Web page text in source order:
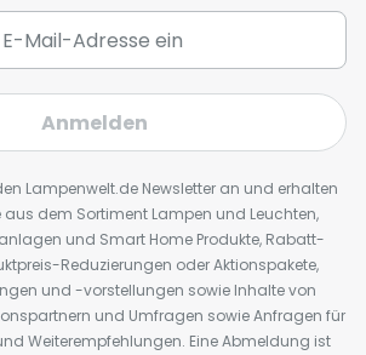
Anmelden
Lampenwelt.de Newsletter an und erhalten
aus dem Sortiment Lampen und Leuchten,
und Smart Home Produkte, Rabatt-
Reduzierungen oder Aktionspakete,
und -vorstellungen sowie Inhalte von
und Umfragen sowie Anfragen für
Weiterempfehlungen. Eine Abmeldung ist